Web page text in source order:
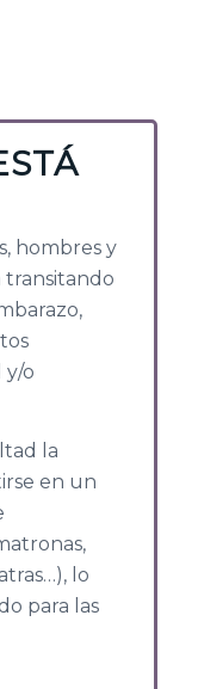
hombres y
transitando
y/o
la
en un
lo
para las